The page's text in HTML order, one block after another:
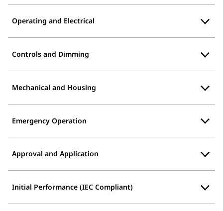
Operating and Electrical
Controls and Dimming
Mechanical and Housing
Emergency Operation
Approval and Application
Initial Performance (IEC Compliant)